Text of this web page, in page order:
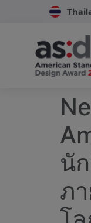
นั
ภ